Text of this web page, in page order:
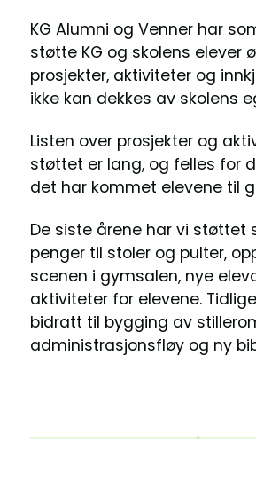
KG Alumni og Venner har
støtte KG og skolens elever
prosjekter, aktiviteter og
ikke kan dekkes av skolens
Listen over prosjekter og
støttet er lang, og felles for
det har kommet elevene til
De siste årene har vi støttet
penger til stoler og pulter,
scenen i gymsalen, nye
aktiviteter for elevene.
bidratt til bygging av
administrasjonsfløy og ny